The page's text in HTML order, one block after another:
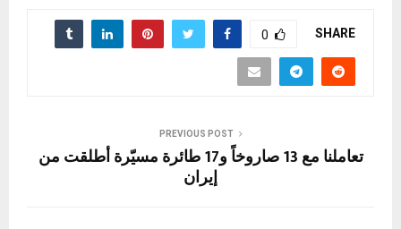
SHARE
0
PREVIOUS POST
تعاملنا مع 13 صاروخاً و17 طائرة مسيّرة أطلقت من
إيران